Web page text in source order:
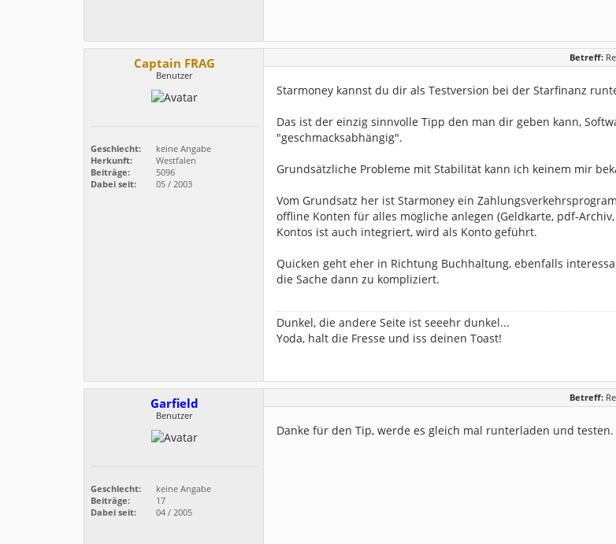
Captain FRAG
Benutzer
Geschlecht:
keine Angabe
Herkunft:
Westfalen
Beiträge:
5096
Dabei seit:
05 / 2003
Betreff:
Starmoney kannst du dir als Testversion bei der Starfinanz
Das ist der einzig sinnvolle Tipp den man dir geben kann,
"geschmacksabhängig".
Grundsätzliche Probleme mit Stabilität kann ich keinem mir
Vom Grundsatz her ist Starmoney ein
offline Konten für alles mögliche anlegen (Geldkarte, pdf-
Kontos ist auch integriert, wird als Konto geführt.
Quicken geht eher in Richtung Buchhaltung, ebenfalls
die Sache dann zu kompliziert.
Dunkel, die andere Seite ist seeehr dunkel...
Yoda, halt die Fresse und iss deinen Toast!
Garfield
Benutzer
Geschlecht:
keine Angabe
Beiträge:
17
Dabei seit:
04 / 2005
Betreff:
Danke für den Tip, werde es gleich mal runterladen und testen.